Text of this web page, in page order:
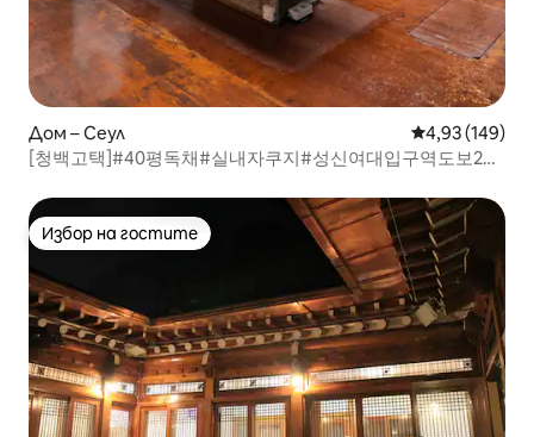
Дом – Сеул Средна
4,93 (149)
[청백고택]#40평독채#실내자쿠지#성신여대입구역도보2분
Избор на гостите
Избор на гостите